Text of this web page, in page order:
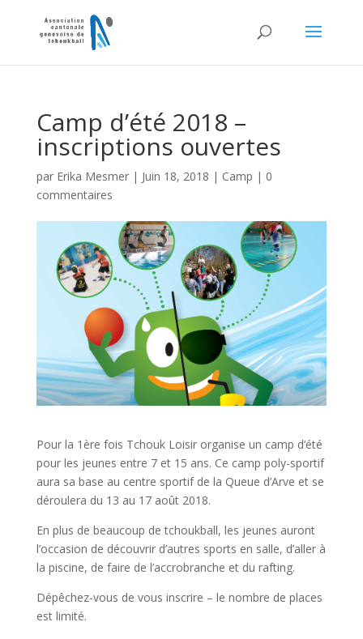
Camp d’été 2018 –
inscriptions ouvertes
par Erika Mesmer| Juin 18, 2018 | Camp | 0
commentaires
Pour la 1ère fois Tchouk Loisir organise un camp d’été
pour les jeunes entre 7 et 15 ans. Ce camp poly-sportif
aura sa base au centre sportif de la Queue d’Arve et se
déroulera du 13 au 17 août 2018.
En plus de beaucoup de tchoukball, les jeunes auront
l’occasion de découvrir d’autres sports en salle, d’aller à
la piscine, de faire de l’accrobranche et du rafting.
Dépêchez-vous de vous inscrire – le nombre de places
est limité.